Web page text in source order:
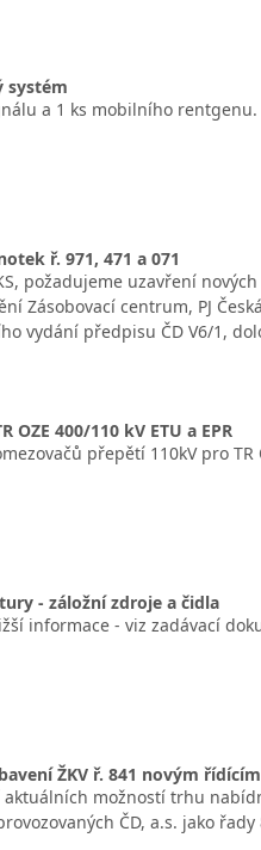
systém
a 1 ks mobilního rentgenu.
ř. 971, 471 a 071
požadujeme uzavření
Zásobovací centrum, PJ
vydání předpisu ČD V6/1,
400/110 kV ETU a EPR
přepětí 110kV pro TR
- záložní zdroje a čidla
informace - viz zadávací
ŽKV ř. 841 novým
možností trhu
ČD, a.s. jako řady